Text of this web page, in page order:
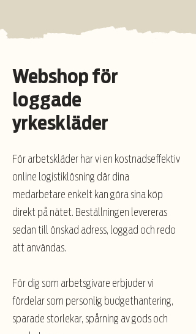
Webshop för
loggade
yrkeskläder
För arbetskläder har vi en kostnadseffektiv
online logistiklösning där dina
medarbetare enkelt kan göra sina köp
direkt på nätet. Beställningen levereras
sedan till önskad adress, loggad och redo
att användas.
För dig som arbetsgivare erbjuder vi
fördelar som personlig budgethantering,
sparade storlekar, spårning av gods och